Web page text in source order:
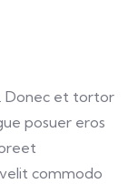
Donec et tortor
posuer eros
commodo